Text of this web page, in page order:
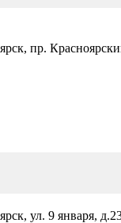
пр.
ул. 9 января,